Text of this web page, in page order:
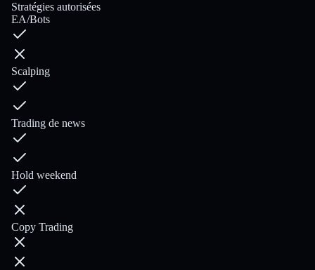
Stratégies autorisées
EA/Bots
Scalping
Trading de news
Hold weekend
Copy Trading